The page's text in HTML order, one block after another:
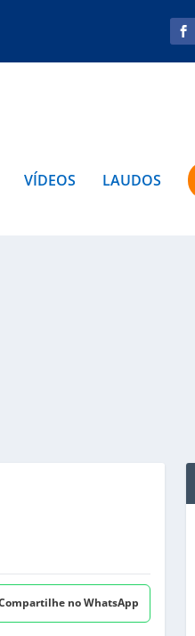
VÍDEOS LAUDOS
no WhatsApp